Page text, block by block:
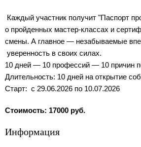
Каждый участник получит "Паспорт
о пройденных мастер-классах и
смены. А главное — незабываемые
уверенность в своих силах.
10 дней — 10 профессий — 10 причин
Длительность: 10 дней на открытие
Старт: с 29.06.2026 по 10.07.2026
Стоимость: 17000 руб.
Информация